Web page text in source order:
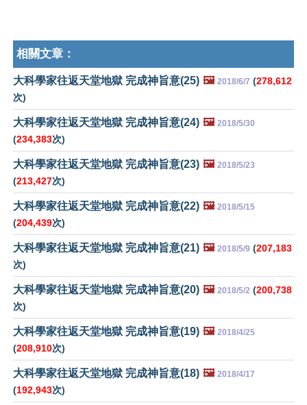
相關文章：
大科學家往返天堂地獄 完成神旨意(25) 🖼️ 2018/6/7 (278,612
次)
大科學家往返天堂地獄 完成神旨意(24) 🖼️ 2018/5/30
(234,383次)
大科學家往返天堂地獄 完成神旨意(23) 🖼️ 2018/5/23
(213,427次)
大科學家往返天堂地獄 完成神旨意(22) 🖼️ 2018/5/15
(204,439次)
大科學家往返天堂地獄 完成神旨意(21) 🖼️ 2018/5/9 (207,183
次)
大科學家往返天堂地獄 完成神旨意(20) 🖼️ 2018/5/2 (200,738
次)
大科學家往返天堂地獄 完成神旨意(19) 🖼️ 2018/4/25
(208,910次)
大科學家往返天堂地獄 完成神旨意(18) 🖼️ 2018/4/17
(192,943次)